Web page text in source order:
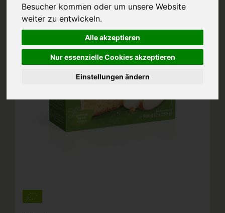
Besucher kommen oder um unsere Website
weiter zu entwickeln.
Alle akzeptieren
Nur essenzielle Cookies akzeptieren
Einstellungen ändern